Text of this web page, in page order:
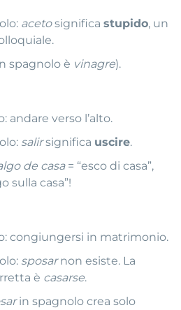
acetosignificastupido, un
spagnolo è vinagre).
andare verso l’alto.
salirsignifica uscire.
de casa= “esco di casa”,
sulla casa”!
congiungersi in matrimonio.
sposarnon esiste. La
è casarse.
in spagnolo crea solo